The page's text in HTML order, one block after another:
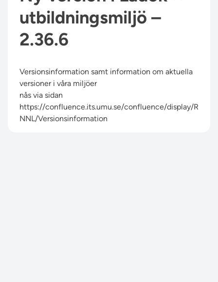
utbildningsmiljö –
2.36.6
Versionsinformation samt information om aktuella
versioner i våra miljöer
nås via sidan
https://confluence.its.umu.se/confluence/display/R
NNL/Versionsinformation